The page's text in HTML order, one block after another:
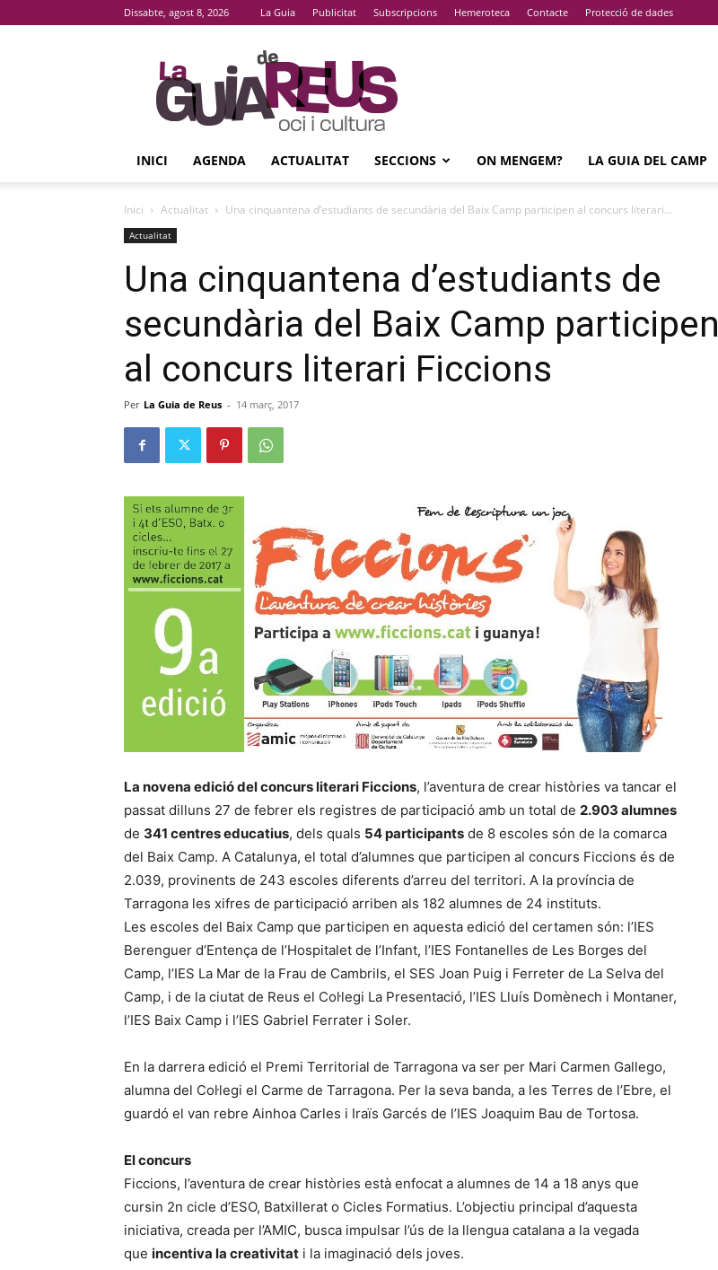
Dissabte, agost 8, 2026 La Guia Publicitat Subscripcions Hemeroteca Contacte Protecció de dades
La
Guia
De
Reus
INICI AGENDA ACTUALITAT SECCIONS ON MENGEM? LA GUIA DEL CAMP
Inici Actualitat Una cinquantena d’estudiants de secundària del Baix Camp participen al concurs literari...
Actualitat
Una cinquantena d’estudiants de
secundària del Baix Camp participen
al concurs literari Ficcions
Per La Guia de Reus - 14 març, 2017
La novena edició del concurs literari Ficcions, l’aventura de crear històries va tancar el
passat dilluns 27 de febrer els registres de participació amb un total de 2.903 alumnes
de 341 centres educatius, dels quals 54 participants de 8 escoles són de la comarca
del Baix Camp. A Catalunya, el total d’alumnes que participen al concurs Ficcions és de
2.039, provinents de 243 escoles diferents d’arreu del territori. A la província de
Tarragona les xifres de participació arriben als 182 alumnes de 24 instituts.
Les escoles del Baix Camp que participen en aquesta edició del certamen són: l’IES
Berenguer d’Entença de l’Hospitalet de l’Infant, l’IES Fontanelles de Les Borges del
Camp, l’IES La Mar de la Frau de Cambrils, el SES Joan Puig i Ferreter de La Selva del
Camp, i de la ciutat de Reus el Col·legi La Presentació, l’IES Lluís Domènech i Montaner,
l’IES Baix Camp i l’IES Gabriel Ferrater i Soler.
En la darrera edició el Premi Territorial de Tarragona va ser per Mari Carmen Gallego,
alumna del Col·legi el Carme de Tarragona. Per la seva banda, a les Terres de l’Ebre, el
guardó el van rebre Ainhoa Carles i Iraïs Garcés de l’IES Joaquim Bau de Tortosa.
El concurs
Ficcions, l’aventura de crear històries està enfocat a alumnes de 14 a 18 anys que
cursin 2n cicle d’ESO, Batxillerat o Cicles Formatius. L’objectiu principal d’aquesta
iniciativa, creada per l’AMIC, busca impulsar l’ús de la llengua catalana a la vegada
que incentiva la creativitat i la imaginació dels joves.